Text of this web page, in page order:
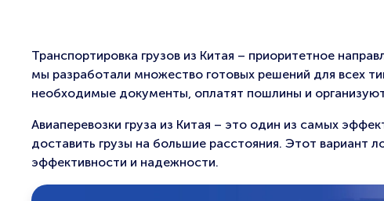
Транспортировка грузов из Китая – приоритетное
мы разработали множество готовых решений для всех
необходимые документы, оплатят пошлины и
Авиаперевозки груза из Китая – это один из самых
доставить грузы на большие расстояния. Этот вариант
эффективности и надежности.